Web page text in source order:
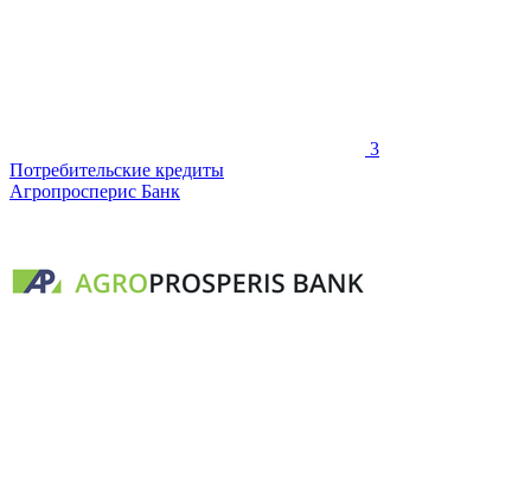
3
Потребительские кредиты
Агропросперис Банк